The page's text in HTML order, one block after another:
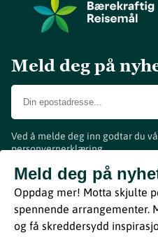
Meld deg på
Ved å melde deg inn godtar du
personvernerklæring.
Meld deg på
Oppdag mer! Motta skjulte
spennende arrangementer.
og få skreddersydd
www.visitvestfold.com
Turistinformasjon
Vestfold
ByBreakfast